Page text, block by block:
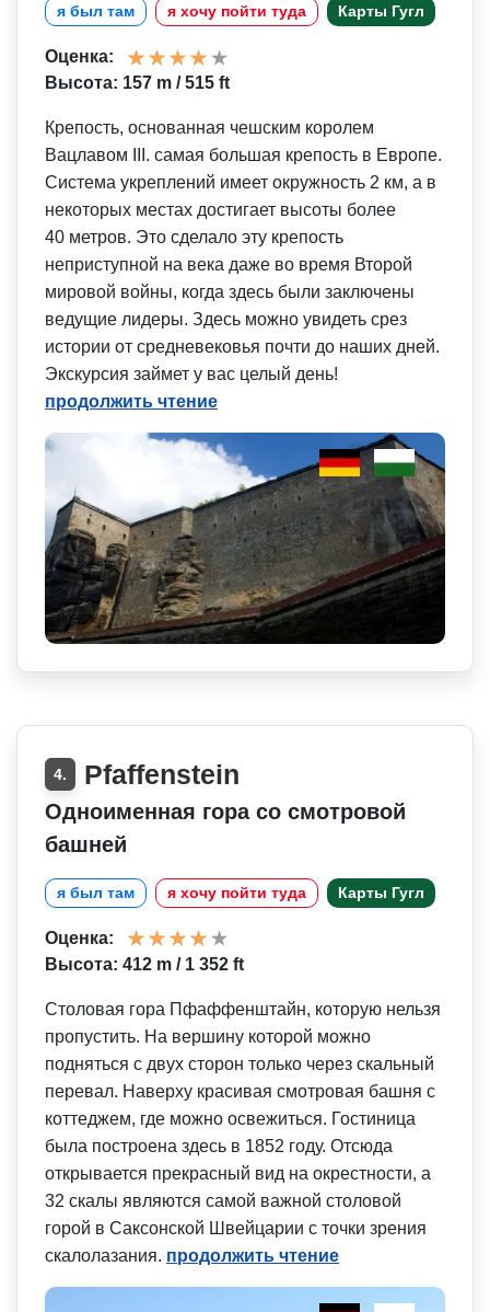
я был там я хочу пойти туда Карты Гугл
Оценка:
Высота: 157 m / 515 ft
Крепость, основанная чешским королем
Вацлавом III. самая большая крепость в Европе.
Система укреплений имеет окружность 2 км, а в
некоторых местах достигает высоты более
40 метров. Это сделало эту крепость
неприступной на века даже во время Второй
мировой войны, когда здесь были заключены
ведущие лидеры. Здесь можно увидеть срез
истории от средневековья почти до наших дней.
Экскурсия займет у вас целый день!
продолжить чтение
4. Pfaffenstein
Одноименная гора со смотровой
башней
я был там я хочу пойти туда Карты Гугл
Оценка:
Высота: 412 m / 1 352 ft
Столовая гора Пфаффенштайн, которую нельзя
пропустить. На вершину которой можно
подняться с двух сторон только через скальный
перевал. Наверху красивая смотровая башня с
коттеджем, где можно освежиться. Гостиница
была построена здесь в 1852 году. Отсюда
открывается прекрасный вид на окрестности, а
32 скалы являются самой важной столовой
горой в Саксонской Швейцарии с точки зрения
скалолазания. продолжить чтение